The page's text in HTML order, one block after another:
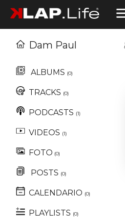
Dam Paul
ALBUMS (0)
TRACKS (0)
PODCASTS (1)
VIDEOS (1)
FOTO (0)
POSTS (0)
CALENDARIO (0)
PLAYLISTS (0)